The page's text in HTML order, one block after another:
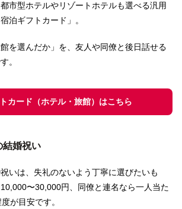
市型ホテルやリゾートホテルも選べる汎用
泊ギフトカード」。
館を選んだか」を、友人や同僚と後日話せる
。
カード（ホテル・旅館）はこちら
結婚祝い
いは、失礼のないよう丁寧に選びたいも
〜30,000円、同僚と連名なら一人当た
が目安です。